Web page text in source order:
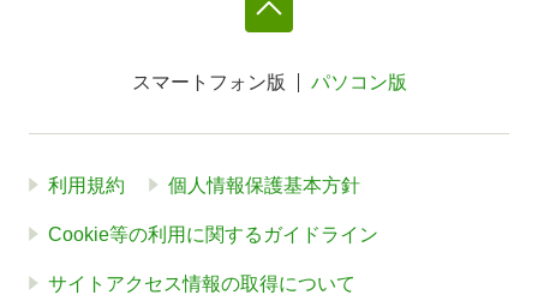
スマートフォン版 パソコン版
利用規約 個人情報保護基本方針
Cookie等の利用に関するガイドライン
サイトアクセス情報の取得について